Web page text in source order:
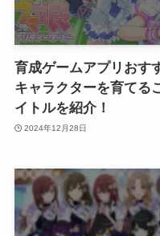
育成ゲームアプリお
キャラクターを育てる
イトルを紹介！
2024年12月28日